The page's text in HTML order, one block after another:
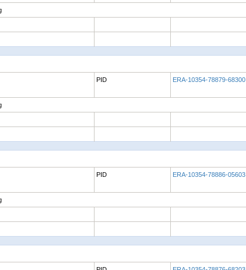
PID ERA-10354-78879-68300
PID ERA-10354-78886-05603